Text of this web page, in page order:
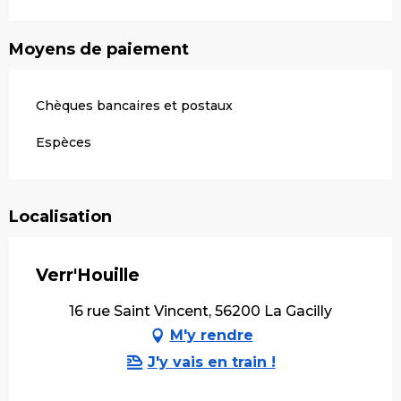
Moyens de paiement
Chèques bancaires et postaux
Espèces
Localisation
Verr'Houille
16 rue Saint Vincent, 56200 La Gacilly
M'y rendre
J'y vais en train !